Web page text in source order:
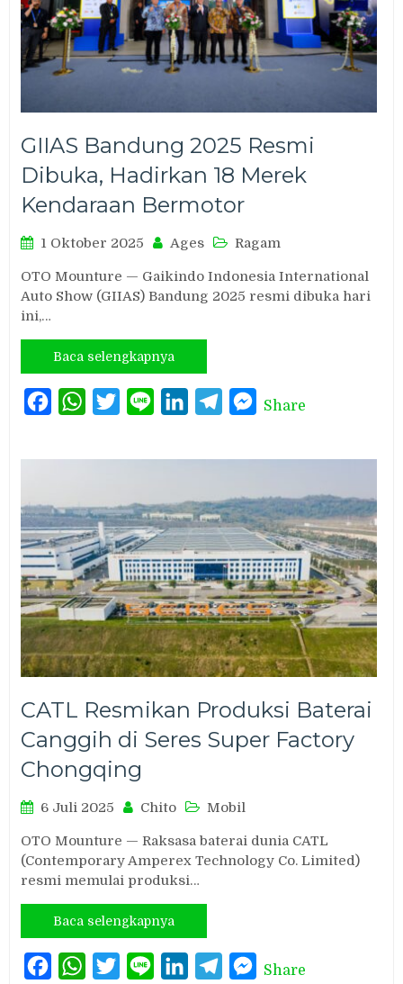
GIIAS Bandung 2025 Resmi
Dibuka, Hadirkan 18 Merek
Kendaraan Bermotor
1 Oktober 2025 Ages Ragam
OTO Mounture — Gaikindo Indonesia International
Auto Show (GIIAS) Bandung 2025 resmi dibuka hari
ini,…
Baca selengkapnya
FacebookWhatsAppTwitterLine LinkedInTelegramMessenger
Share
CATL Resmikan Produksi Baterai
Canggih di Seres Super Factory
Chongqing
6 Juli 2025 Chito Mobil
OTO Mounture — Raksasa baterai dunia CATL
(Contemporary Amperex Technology Co. Limited)
resmi memulai produksi…
Baca selengkapnya
FacebookWhatsAppTwitterLine LinkedInTelegramMessenger
Share